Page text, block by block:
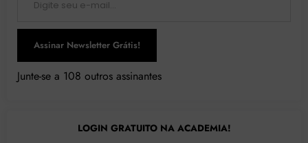
Assinar Newsletter Grátis!
Junte-se a 108 outros assinantes
LOGIN GRATUITO NA ACADEMIA!